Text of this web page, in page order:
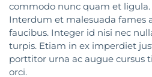
commodo nunc quam et
Interdum et malesuada fames
faucibus. Integer id nisi nec
turpis. Etiam in ex imperdiet
porttitor urna ac augue cursus
orci.